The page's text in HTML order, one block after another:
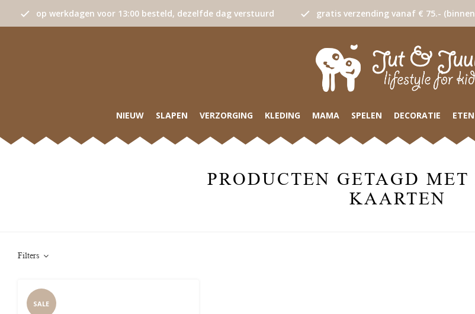
op werkdagen voor 13:00 besteld, dezelfde dag verstuurd gratis verzending vanaf € 75.- (binnen
NIEUW SLAPEN VERZORGING KLEDING MAMA SPELEN DECORATIE
PRODUCTEN GETAGD MET
KAARTEN
Filters
SALE